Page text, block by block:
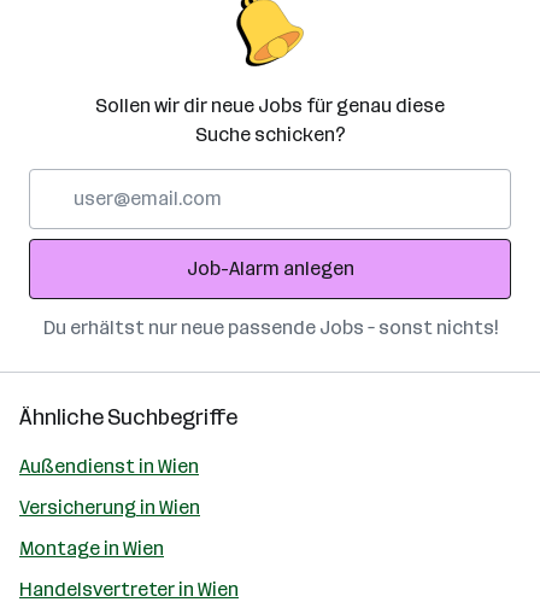
Sollen wir dir neue Jobs für genau diese
Suche schicken?
Adresse
Job-Alarm anlegen
Du erhältst nur neue passende Jobs – sonst nichts!
Ähnliche Suchbegriffe
Außendienst in Wien
Versicherung in Wien
Montage in Wien
Handelsvertreter in Wien